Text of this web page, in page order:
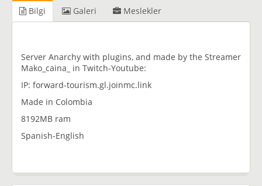
Bilgi Galeri Meslekler
Server Anarchy with plugins, and made by the Streamer
Mako_caina_ in Twitch-Youtube:
IP: forward-tourism.gl.joinmc.link
Made in Colombia
8192MB ram
Spanish-English